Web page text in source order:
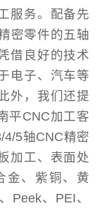
服务。配备先
密零件的五轴
借良好的技术
电子、汽车等
外，我们还提
平CNC加工客
5轴CNC精密
加工、表面处
金、紫铜、黄
Peek、PEI、